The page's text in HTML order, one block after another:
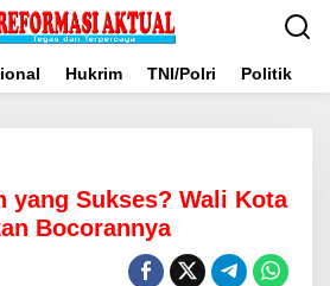
Hukrim TNI/Polri Politik
yang Sukses? Wali Kota
Bocorannya